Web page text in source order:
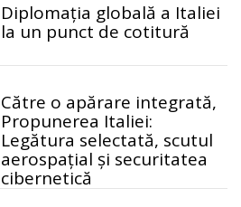
Diplomația globală a Italiei
la un punct de cotitură
Către o apărare integrată,
Propunerea Italiei:
Legătura selectată, scutul
aerospațial și securitatea
cibernetică